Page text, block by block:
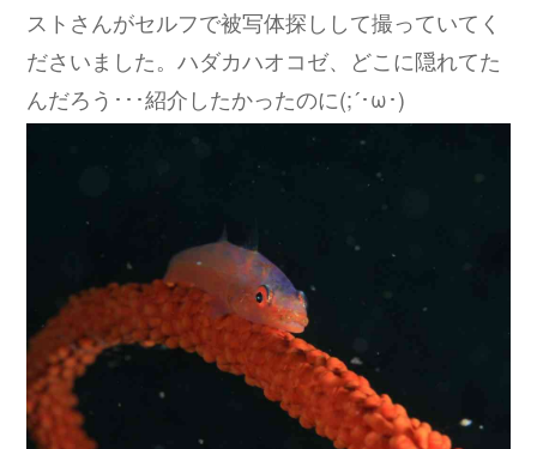
ストさんがセルフで被写体探しして撮っていてく
ださいました。ハダカハオコゼ、どこに隠れてた
んだろう･･･紹介したかったのに(;´･ω･)